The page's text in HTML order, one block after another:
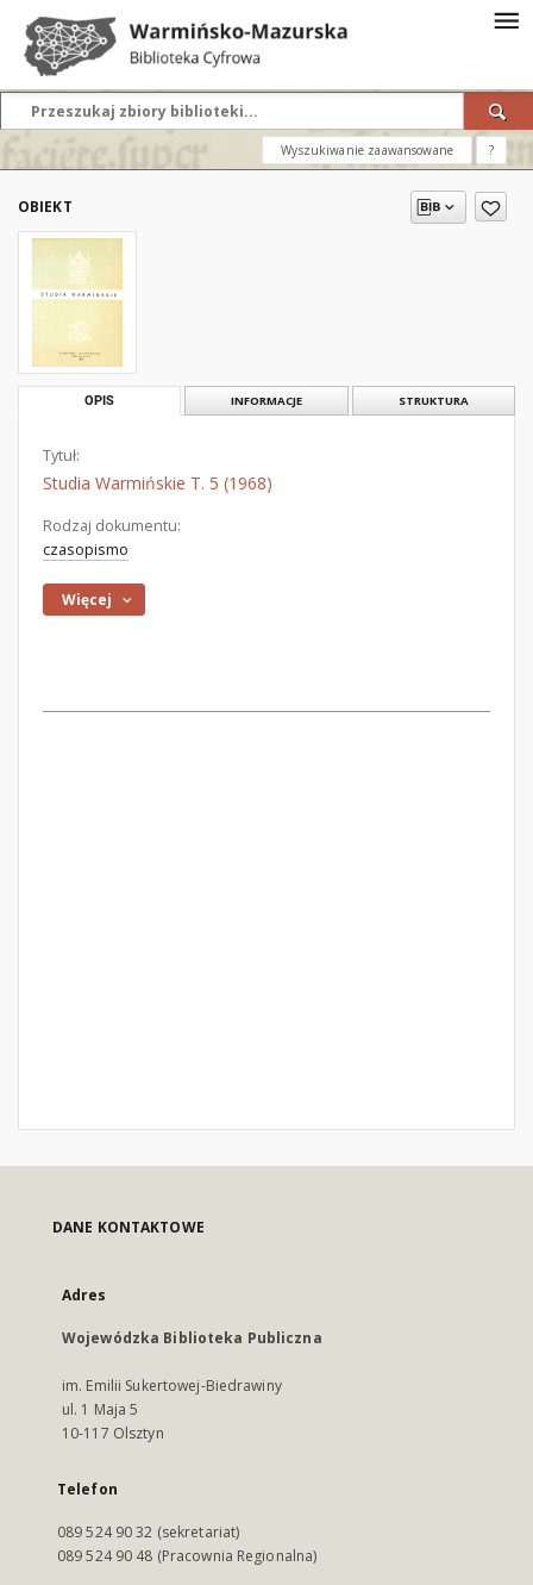
Wyszukiwanie zaawansowane ?
OBIEKT
OPIS INFORMACJE STRUKTURA
Tytuł:
Studia Warmińskie T. 5 (1968)
Rodzaj dokumentu:
czasopismo
Więcej
DANE KONTAKTOWE
Adres
Wojewódzka Biblioteka Publiczna
im. Emilii Sukertowej-Biedrawiny
ul. 1 Maja 5
10-117 Olsztyn
Telefon
089 524 90 32 (sekretariat)
089 524 90 48 (Pracownia Regionalna)